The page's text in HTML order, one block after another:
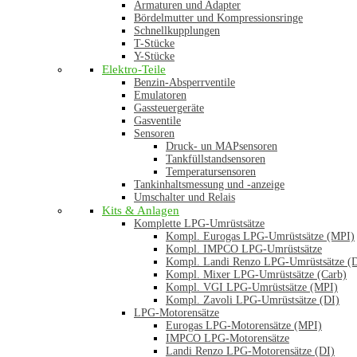
Armaturen und Adapter
Bördelmutter und Kompressionsringe
Schnellkupplungen
T-Stücke
Y-Stücke
Elektro-Teile
Benzin-Absperrventile
Emulatoren
Gassteuergeräte
Gasventile
Sensoren
Druck- un MAPsensoren
Tankfüllstandsensoren
Temperatursensoren
Tankinhaltsmessung und -anzeige
Umschalter und Relais
Kits & Anlagen
Komplette LPG-Umrüstsätze
Kompl. Eurogas LPG-Umrüstsätze (MPI)
Kompl. IMPCO LPG-Umrüstsätze
Kompl. Landi Renzo LPG-Umrüstsätze
Kompl. Mixer LPG-Umrüstsätze (Carb)
Kompl. VGI LPG-Umrüstsätze (MPI)
Kompl. Zavoli LPG-Umrüstsätze (DI)
LPG-Motorensätze
Eurogas LPG-Motorensätze (MPI)
IMPCO LPG-Motorensätze
Landi Renzo LPG-Motorensätze (DI)